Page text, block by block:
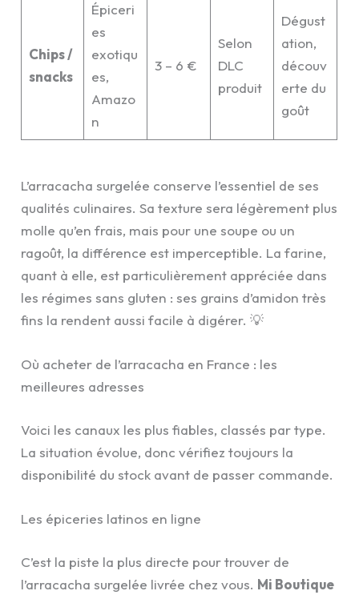
Chips /
snacks
Épiceri
es
exotiqu
es,
Amazo
n
3 – 6 €
Selon
DLC
produit
Dégust
ation,
découv
erte du
goût
L’arracacha surgelée conserve l’essentiel de ses
qualités culinaires. Sa texture sera légèrement plus
molle qu’en frais, mais pour une soupe ou un
ragoût, la différence est imperceptible. La farine,
quant à elle, est particulièrement appréciée dans
les régimes sans gluten : ses grains d’amidon très
fins la rendent aussi facile à digérer. 💡
Où acheter de l’arracacha en France : les
meilleures adresses
Voici les canaux les plus fiables, classés par type.
La situation évolue, donc vérifiez toujours la
disponibilité du stock avant de passer commande.
Les épiceries latinos en ligne
C’est la piste la plus directe pour trouver de
l’arracacha surgelée livrée chez vous. Mi Boutique